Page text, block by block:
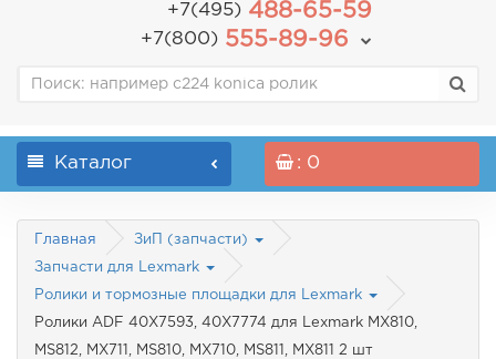
+7(495)488-65-59
+7(800)555-89-96
Каталог : 0
Главная ЗиП (запчасти)
Запчасти для Lexmark
Ролики и тормозные площадки для Lexmark
Ролики ADF 40X7593, 40X7774 для Lexmark MX810,
MS812, MX711, MS810, MX710, MS811, MX811 2 шт